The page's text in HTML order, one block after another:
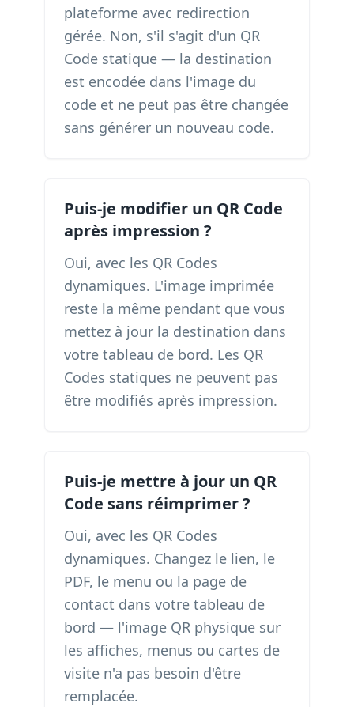
plateforme avec redirection
gérée. Non, s'il s'agit d'un QR
Code statique — la destination
est encodée dans l'image du
code et ne peut pas être changée
sans générer un nouveau code.
Puis-je modifier un QR Code
après impression ?
Oui, avec les QR Codes
dynamiques. L'image imprimée
reste la même pendant que vous
mettez à jour la destination dans
votre tableau de bord. Les QR
Codes statiques ne peuvent pas
être modifiés après impression.
Puis-je mettre à jour un QR
Code sans réimprimer ?
Oui, avec les QR Codes
dynamiques. Changez le lien, le
PDF, le menu ou la page de
contact dans votre tableau de
bord — l'image QR physique sur
les affiches, menus ou cartes de
visite n'a pas besoin d'être
remplacée.